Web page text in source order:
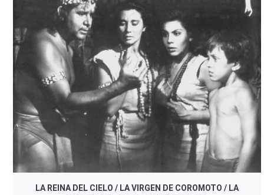
LA REINA DEL CIELO / LA VIRGEN DE COROMOTO / LA